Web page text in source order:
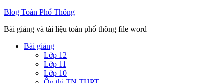
Blog Toán Phổ Thông
Bài giảng và tài liệu toán phổ thông file word
Bài giảng
Lớp 12
Lớp 11
Lớp 10